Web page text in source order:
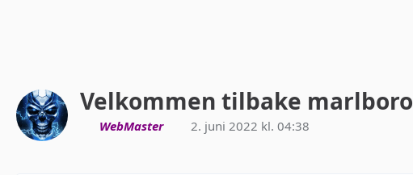
Velkommen tilbake marlboro
WebMaster 2. juni 2022 kl. 04:38